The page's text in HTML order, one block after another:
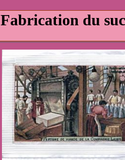
Fabrication du